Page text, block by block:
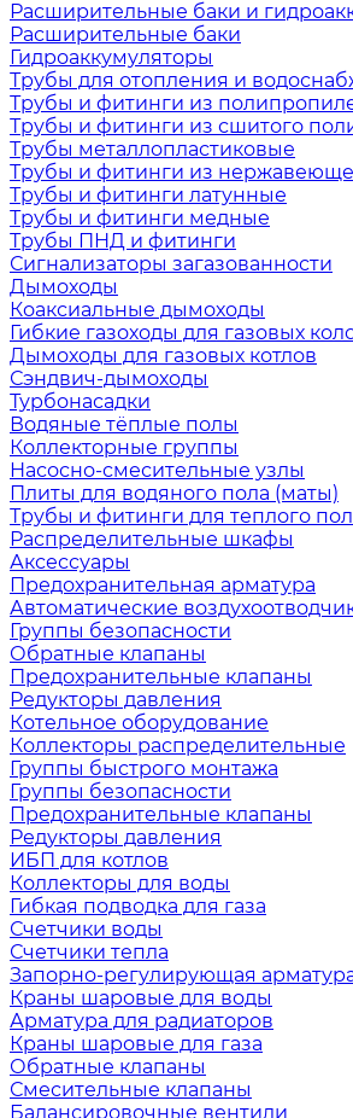
Расширительные баки и
Расширительные баки
Гидроаккумуляторы
Трубы для отопления и
Трубы и фитинги из
Трубы и фитинги из сшитого
Трубы металлопластиковые
Трубы и фитинги из
Трубы и фитинги латунные
Трубы и фитинги медные
Трубы ПНД и фитинги
Сигнализаторы загазованности
Дымоходы
Коаксиальные дымоходы
Гибкие газоходы для газовых
Дымоходы для газовых котлов
Сэндвич-дымоходы
Турбонасадки
Водяные тёплые полы
Коллекторные группы
Насосно-смесительные узлы
Плиты для водяного пола (маты)
Трубы и фитинги для теплого
Распределительные шкафы
Аксессуары
Предохранительная арматура
Автоматические
Группы безопасности
Обратные клапаны
Предохранительные клапаны
Редукторы давления
Котельное оборудование
Коллекторы распределительные
Группы быстрого монтажа
Группы безопасности
Предохранительные клапаны
Редукторы давления
ИБП для котлов
Коллекторы для воды
Гибкая подводка для газа
Счетчики воды
Счетчики тепла
Запорно-регулирующая
Краны шаровые для воды
Арматура для радиаторов
Краны шаровые для газа
Обратные клапаны
Смесительные клапаны
Балансировочные вентили